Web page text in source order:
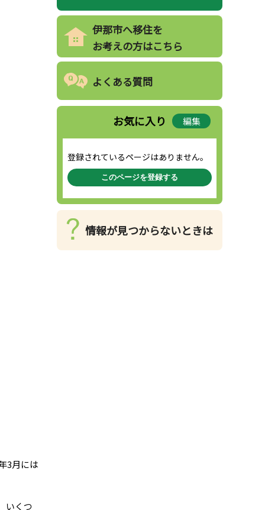
3月には
いくつ
伊那市へ移住を
お考えの方はこちら
よくある質問
お気に入り 編集
登録されているページはありません。
このページを登録する
情報が見つからないときは